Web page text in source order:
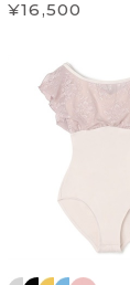
¥16,500